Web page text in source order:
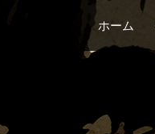
ホーム